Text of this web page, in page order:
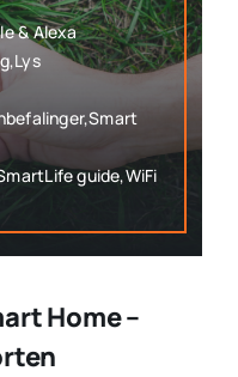
& Alexa
guide,WiFi
Home –